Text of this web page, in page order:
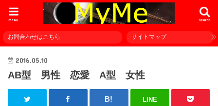
search
menu
お問合わせはこちら サイトマップ
2016.05.10
AB型 男性 恋愛 A型 女性
LINE